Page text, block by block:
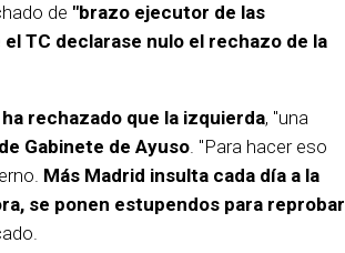
de "brazo ejecutor de las
TC declarase nulo el rechazo de la
ha rechazado que la izquierda, "una
Gabinete de Ayuso. "Para hacer eso
Más Madrid insulta cada día a la
se ponen estupendos para reprobar